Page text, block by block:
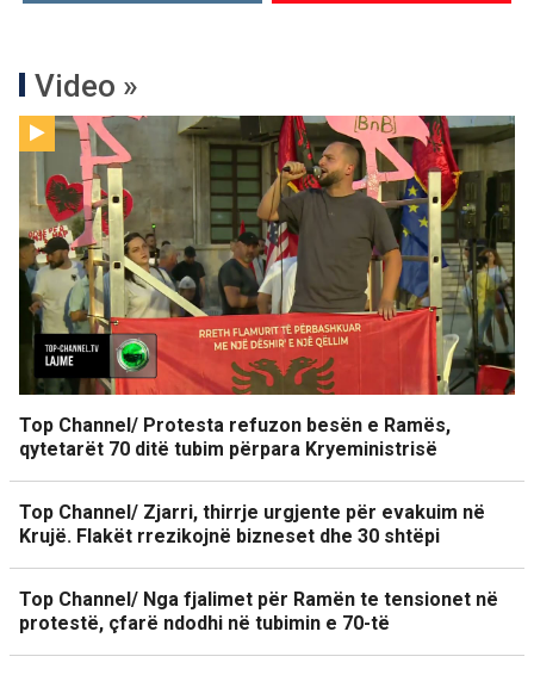
Video »
Top Channel/ Protesta refuzon besën e Ramës,
qytetarët 70 ditë tubim përpara Kryeministrisë
Top Channel/ Zjarri, thirrje urgjente për evakuim në
Krujë. Flakët rrezikojnë bizneset dhe 30 shtëpi
Top Channel/ Nga fjalimet për Ramën te tensionet në
protestë, çfarë ndodhi në tubimin e 70-të